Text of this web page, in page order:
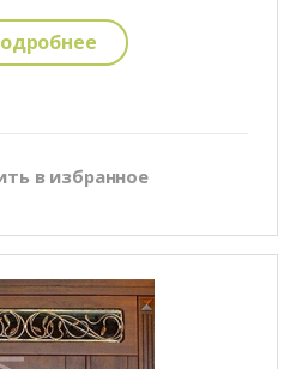
в избранное